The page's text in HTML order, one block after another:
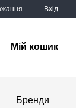
Вхід
Мій кошик
Бренди